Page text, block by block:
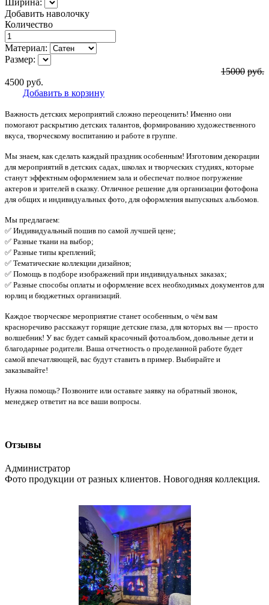
Добавить наволочку
Количество
Материал:
Размер:
15000 руб.
4500 руб.
Добавить в корзину
Важность детских мероприятий сложно переоценить! Именно они
помогают раскрытию детских талантов, формированию художественного
вкуса, творческому воспитанию и работе в группе.
Мы знаем, как сделать каждый праздник особенным! Изготовим декорации
для мероприятий в детских садах, школах и творческих студиях, которые
станут эффектным оформлением зала и обеспечат полное погружение
актеров и зрителей в сказку. Отличное решение для организации фотофона
для общих и индивидуальных фото, для оформления выпускных альбомов.
Мы предлагаем:
✅ Индивидуальный пошив по самой лучшей цене;
✅ Разные ткани на выбор;
✅ Разные типы креплений;
✅ Тематические коллекции дизайнов;
✅ Помощь в подборе изображений при индивидуальных заказах;
✅ Разные способы оплаты и оформление всех необходимых документов для
юрлиц и бюджетных организаций.
Каждое творческое мероприятие станет особенным, о чём вам
красноречиво расскажут горящие детские глаза, для которых вы — просто
волшебник! У вас будет самый красочный фотоальбом, довольные дети и
благодарные родители. Ваша отчетность о проделанной работе будет
самой впечатляющей, вас будут ставить в пример. Выбирайте и
заказывайте!
Нужна помощь? Позвоните или оставьте заявку на обратный звонок,
менеджер ответит на все ваши вопросы.
Отзывы
Администратор
Фото продукции от разных клиентов. Новогодняя коллекция.